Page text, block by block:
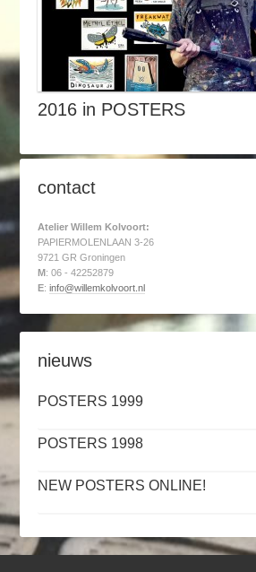
2016 in POSTERS
contact
Atelier Willem Kolvoort:
PAPIERMOLENLAAN 3-26
9721 GR Groningen
M: 06 - 42252879
E:info@willemkolvoort.nl
nieuws
POSTERS 1999
POSTERS 1998
NEW POSTERS ONLINE!